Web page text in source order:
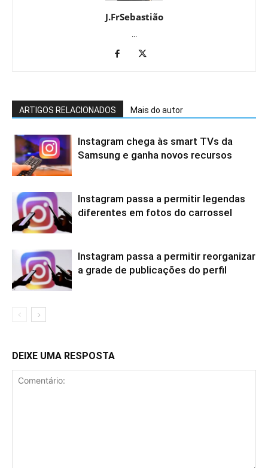
J.FrSebastião
...
ARTIGOS RELACIONADOS Mais do autor
Instagram chega às smart TVs da
Samsung e ganha novos recursos
Instagram passa a permitir legendas
diferentes em fotos do carrossel
Instagram passa a permitir reorganizar
a grade de publicações do perfil
DEIXE UMA RESPOSTA